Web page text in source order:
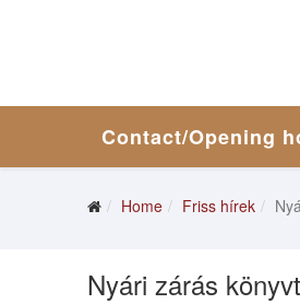
Contact/Opening
Home Friss hírek
Nyári zárás